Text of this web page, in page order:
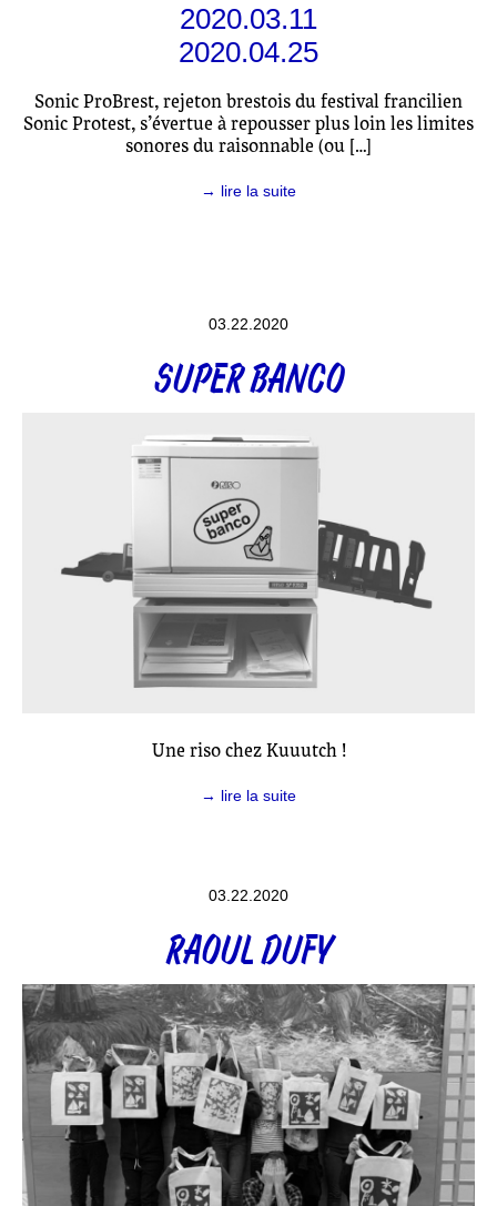
2020.03.11
2020.04.25
Sonic ProBrest, rejeton brestois du festival francilien
Sonic Protest, s’évertue à repousser plus loin les limites
sonores du raisonnable (ou […]
→ lire la suite
03.22.2020
SUPER BANCO
Une riso chez Kuuutch !
→ lire la suite
03.22.2020
RAOUL DUFY